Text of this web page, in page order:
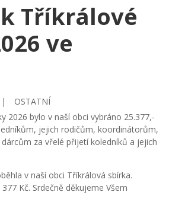
Tříkrálové
ve
|
OSTATNÍ
2026 bylo v naší obci vybráno 25.377,-
jejich rodičům, koordinátorům,
za vřelé přijetí koledníků a jejich
v naší obci Tříkrálová sbírka.
Kč. Srdečně děkujeme Všem